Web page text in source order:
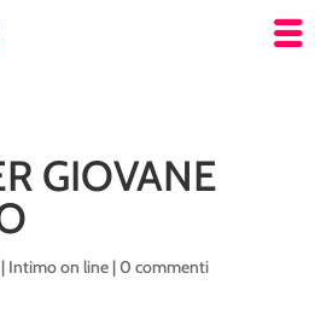
GIOVANE
Intimo on line|0 commenti